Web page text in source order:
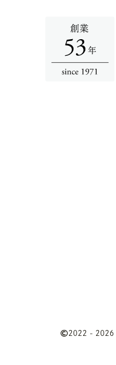
2022 - 2026